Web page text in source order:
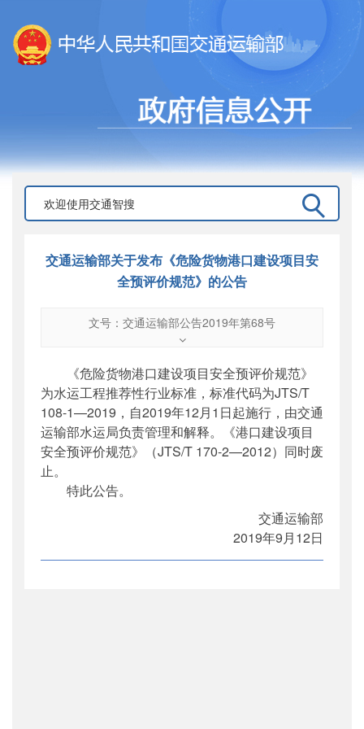
交通运输部关于发布《危险货物港口建设项目安
全预评价规范》的公告
文号：交通运输部公告2019年第68号
交通运输部公告2019年第68号
公开日期：2019年10月15日
主题词：
危险货物港口建设项目;安全;规范
机构分类：水运局
主题分类：标准
公文类型
《危险货物港口建设项目安全预评价规范》
为水运工程推荐性行业标准，标准代码为JTS/T
108-1—2019，自2019年12月1日起施行，由交通
运输部水运局负责管理和解释。《港口建设项目
安全预评价规范》（JTS/T 170-2—2012）同时废
止。
特此公告。
交通运输部
2019年9月12日